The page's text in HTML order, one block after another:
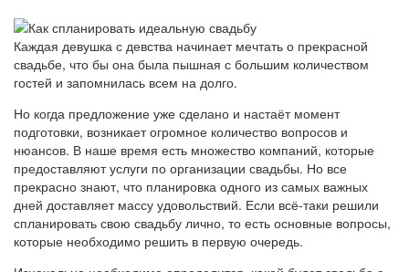
Каждая девушка с девства начинает мечтать о прекрасной
свадьбе, что бы она была пышная с большим количеством
гостей и запомнилась всем на долго.
Но когда предложение уже сделано и настаёт момент
подготовки, возникает огромное количество вопросов и
нюансов. В наше время есть множество компаний, которые
предоставляют услуги по организации свадьбы. Но все
прекрасно знают, что планировка одного из самых важных
дней доставляет массу удовольствий. Если всё-таки решили
спланировать свою свадьбу лично, то есть основные вопросы,
которые необходимо решить в первую очередь.